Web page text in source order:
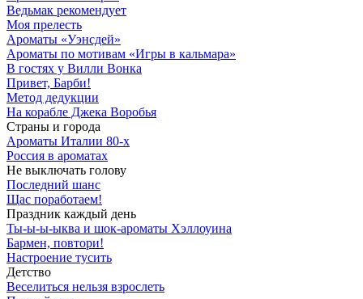
Ведьмак рекомендует
Моя прелесть
Ароматы «Уэнсдей»
Ароматы по мотивам «Игры в кальмара»
В гостях у Вилли Вонка
Привет, Барби!
Метод дедукции
На корабле Джека Воробья
Страны и города
Ароматы Италии 80-х
Россия в ароматах
Не выключать голову
Последний шанс
Щас поработаем!
Праздник каждый день
Ты-ы-ы-ыква и шок-ароматы Хэллоуина
Бармен, повтори!
Настроение тусить
Детство
Веселиться нельзя взрослеть